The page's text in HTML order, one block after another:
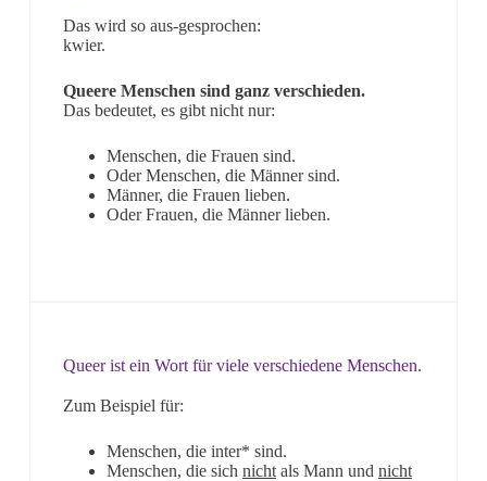
Das wird so aus-gesprochen:
kwier.
Queere Menschen sind ganz verschieden.
Das bedeutet, es gibt nicht nur:
Menschen, die Frauen sind.
Oder Menschen, die Männer sind.
Männer, die Frauen lieben.
Oder Frauen, die Männer lieben.
Queer ist ein Wort für viele verschiedene Menschen.
Zum Beispiel für:
Menschen, die inter* sind.
Menschen, die sich nichtals Mann und nicht